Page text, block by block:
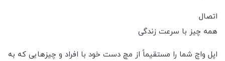
اتصال
همه چیز با سرعت زندگی
اپل واچ شما را مستقیماً از مچ دست خود با افراد و چیزهایی که به